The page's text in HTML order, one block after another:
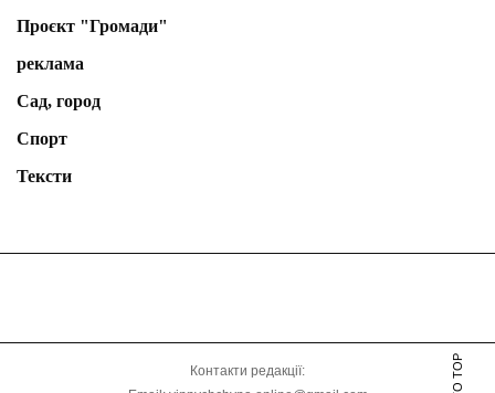
Проєкт "Громади"
реклама
Сад, город
Спорт
Тексти
Контакти редакції: